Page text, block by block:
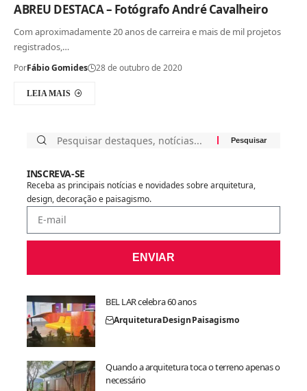
ABREU DESTACA – Fotógrafo André Cavalheiro
Com aproximadamente 20 anos de carreira e mais de mil projetos
registrados,…
PorFábio Gomides 28 de outubro de 2020
LEIA MAIS
INSCREVA-SE
Receba as principais notícias e novidades sobre arquitetura,
design, decoração e paisagismo.
ENVIAR
BEL LAR celebra 60 anos
ArquiteturaDesignPaisagismo
Quando a arquitetura toca o terreno apenas o
necessário